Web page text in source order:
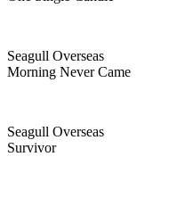
Seagull Overseas
Morning Never Came
Seagull Overseas
Survivor